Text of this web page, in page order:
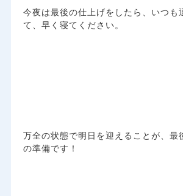
今夜は最後の仕上げをしたら、いつも
て、早く寝てください。
万全の状態で明日を迎えることが、最
の準備です！